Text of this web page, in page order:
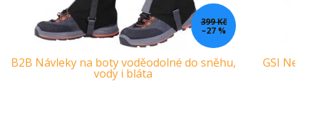
399 Kč
–27 %
B2B Návleky na boty voděodolné do sněhu,
vody i bláta
GSI